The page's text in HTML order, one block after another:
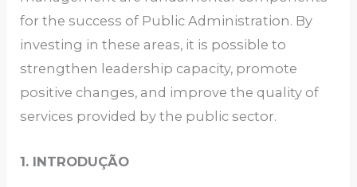
for the success of Public Administration. By
investing in these areas, it is possible to
strengthen leadership capacity, promote
positive changes, and improve the quality of
services provided by the public sector.
1. INTRODUÇÃO